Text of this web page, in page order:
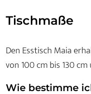
Tischmaße
Den Esstisch Maia
von 100 cm bis 130
Wie bestimme